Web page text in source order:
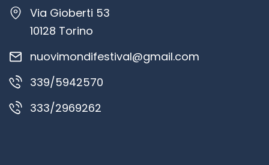
Via Gioberti 53
10128 Torino
nuovimondifestival@gmail.com
339/5942570
333/2969262